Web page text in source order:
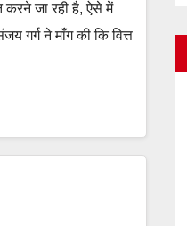
जा रही है, ऐसे में
गर्ग ने माँग की कि वित्त